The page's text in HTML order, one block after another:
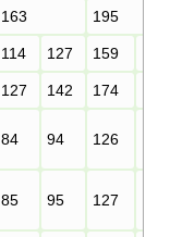
163 195
114 127 159
127 142 174
84 94 126
85 95 127